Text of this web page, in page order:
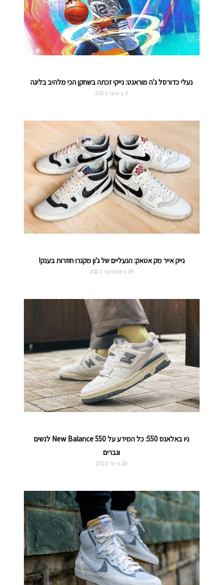
נעלי כדורסל ג'ה מוראנט: נייקי זכתה בשחקן הכי מלהיב בליגה
3 בינואר 2023
נייק אייר מק אטאק: הנעליים של ג'ון מקנרו חוזרות בענק!
19 בספטמבר 2022
ניו באלאנס 550: כל המידע על New Balance 550 לנשים
וגברים
18 ביולי 2022